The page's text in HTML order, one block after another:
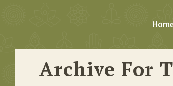
Home
Archive For